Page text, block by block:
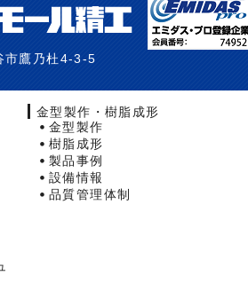
市鷹乃杜4-3-5
金型製作・樹脂成形
金型製作
樹脂成形
製品事例
設備情報
品質管理体制